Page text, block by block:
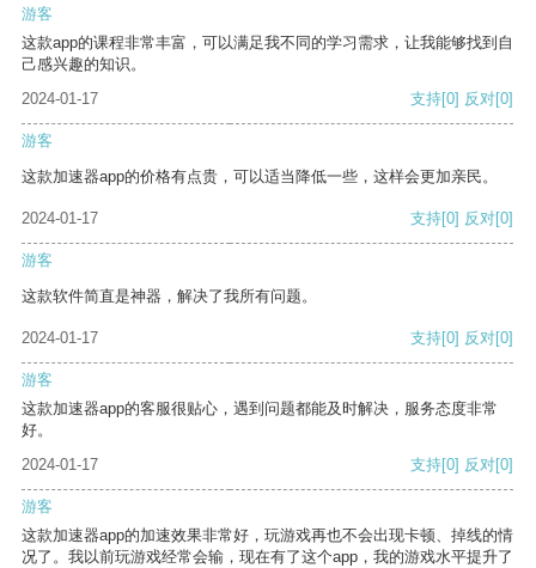
游客
这款app的课程非常丰富，可以满足我不同的学习需求，让我能够找到自
己感兴趣的知识。
2024-01-17
支持[0] 反对[0]
游客
这款加速器app的价格有点贵，可以适当降低一些，这样会更加亲民。
2024-01-17 支持[0] 反对[0]
游客
这款软件简直是神器，解决了我所有问题。
2024-01-17 支持[0] 反对[0]
游客
这款加速器app的客服很贴心，遇到问题都能及时解决，服务态度非常
好。
2024-01-17
支持[0] 反对[0]
游客
这款加速器app的加速效果非常好，玩游戏再也不会出现卡顿、掉线的情
况了。我以前玩游戏经常会输，现在有了这个app，我的游戏水平提升了